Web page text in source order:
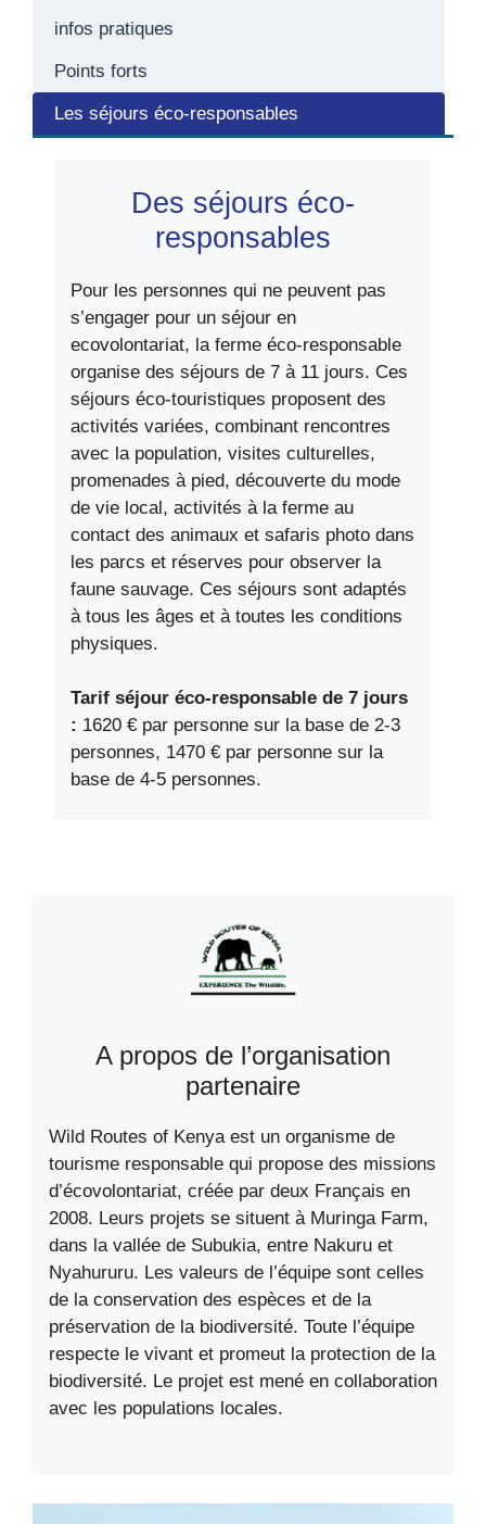
infos pratiques
Points forts
Les séjours éco-responsables
Des séjours éco-
responsables
Pour les personnes qui ne peuvent pas
s’engager pour un séjour en
ecovolontariat, la ferme éco-responsable
organise des séjours de 7 à 11 jours. Ces
séjours éco-touristiques proposent des
activités variées, combinant rencontres
avec la population, visites culturelles,
promenades à pied, découverte du mode
de vie local, activités à la ferme au
contact des animaux et safaris photo dans
les parcs et réserves pour observer la
faune sauvage. Ces séjours sont adaptés
à tous les âges et à toutes les conditions
physiques.
Tarif séjour éco-responsable de 7 jours
: 1620 € par personne sur la base de 2-3
personnes, 1470 € par personne sur la
base de 4-5 personnes.
A propos de l’organisation
partenaire
Wild Routes of Kenya est un organisme de
tourisme responsable qui propose des missions
d’écovolontariat, créée par deux Français en
2008. Leurs projets se situent à Muringa Farm,
dans la vallée de Subukia, entre Nakuru et
Nyahururu. Les valeurs de l’équipe sont celles
de la conservation des espèces et de la
préservation de la biodiversité. Toute l’équipe
respecte le vivant et promeut la protection de la
biodiversité. Le projet est mené en collaboration
avec les populations locales.